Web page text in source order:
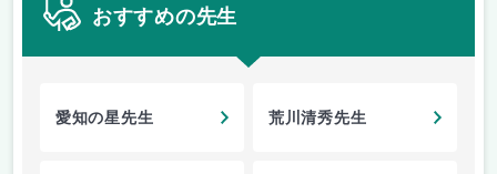
おすすめの先生
愛知の星先生 荒川清秀先生